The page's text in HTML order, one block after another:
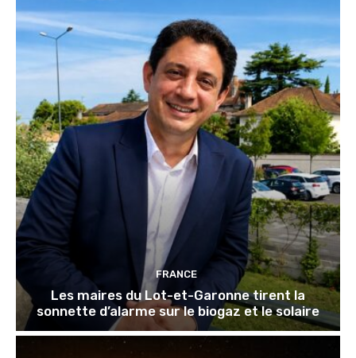
FRANCE
Les maires du Lot-et-Garonne tirent la
sonnette d’alarme sur le biogaz et le solaire